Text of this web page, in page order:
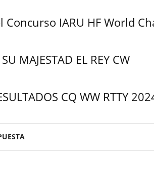
Concurso IARU HF World
MAJESTAD EL REY CW
CQ WW RTTY